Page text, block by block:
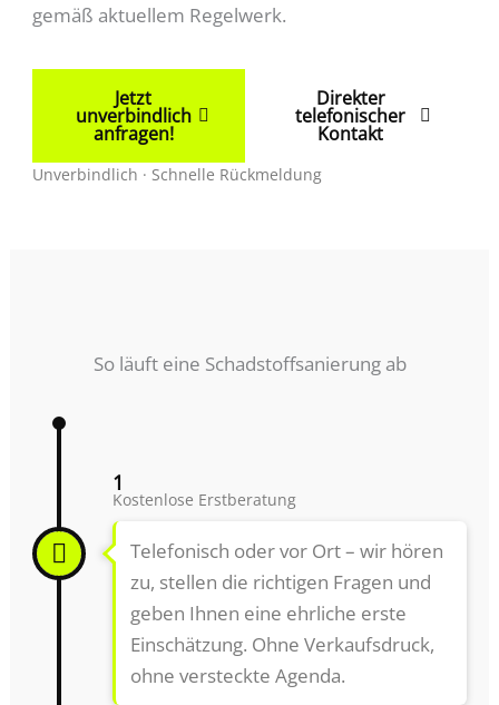
gemäß aktuellem Regelwerk.
Jetzt
unverbindlich
anfragen!
Direkter
telefonischer
Kontakt
Unverbindlich · Schnelle Rückmeldung
So läuft eine Schadstoffsanierung ab
1
Kostenlose Erstberatung
Telefonisch oder vor Ort – wir hören
zu, stellen die richtigen Fragen und
geben Ihnen eine ehrliche erste
Einschätzung. Ohne Verkaufsdruck,
ohne versteckte Agenda.